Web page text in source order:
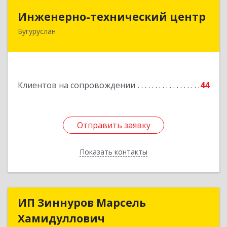
Инженерно-технический центр
Бугуруслан
Клиентов на сопровождении 44
Отправить заявку
Показать контакты
Инженерно-технический центр
461633, Оренбургская обл, Бугуруслан г,
Отправить заявку
Назад
ИП Зиннуров Марсель
Хамидуллович
ИП Зиннуров Марсель